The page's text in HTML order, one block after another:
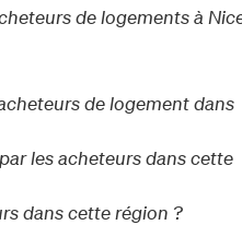
de logements à
de logement dans
les acheteurs dans cette
dans cette région ?